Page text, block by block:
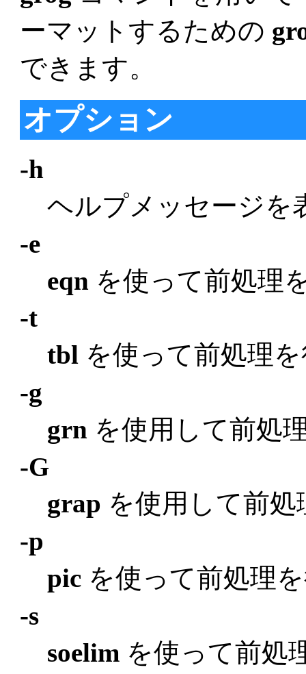
ーマットするための
できます。
オプション
-h
ヘルプメッセージを
-e
eqn を使って前処理
-t
tbl を使って前処理
-g
grn を使用して前処
-G
grap を使用して前
-p
pic を使って前処理
-s
soelim を使って前処